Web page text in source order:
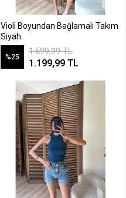
Violi Boyundan Bağlamalı Takım
Siyah
%25
1.599,99 TL
1.199,99 TL